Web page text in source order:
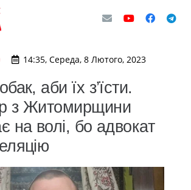
14:35, Середа, 8 Лютого, 2023
аби їх з’їсти.
з Житомирщини
на волі, бо адвокат